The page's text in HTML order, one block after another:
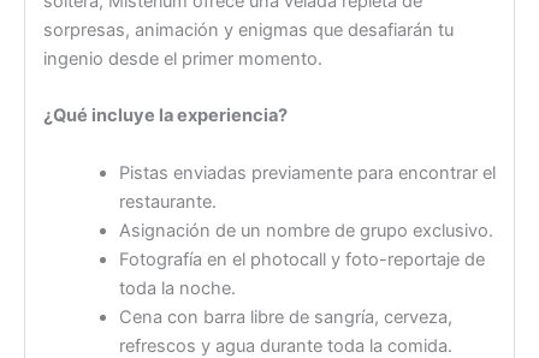
sorpresas, animación y enigmas que desafiarán tu
ingenio desde el primer momento.
¿Qué incluye la experiencia?
Pistas enviadas previamente para encontrar el
restaurante.
Asignación de un nombre de grupo exclusivo.
Fotografía en el photocall y foto-reportaje de
toda la noche.
Cena con barra libre de sangría, cerveza,
refrescos y agua durante toda la comida.